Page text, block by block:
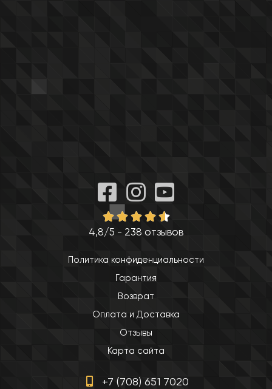
4,8/5 - 238 отзывов
Политика конфиденциальности
Гарантия
Возврат
Оплата и Доставка
Отзывы
Карта сайта
+7 (708) 651 7020